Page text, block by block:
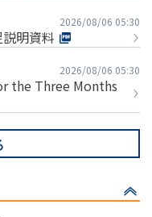
2026/08/06 05:30
明資料
2026/08/06 05:30
the Three Months